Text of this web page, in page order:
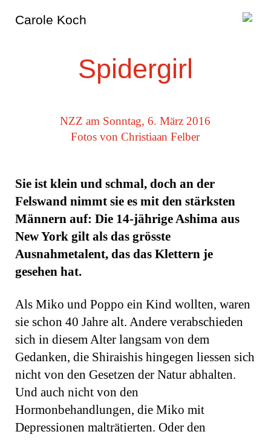
Carole Koch
Spidergirl
NZZ am Sonntag, 6. März 2016
Fotos von Christiaan Felber
Sie ist klein und schmal, doch an der
Felswand nimmt sie es mit den stärksten
Männern auf: Die 14-jährige Ashima aus
New York gilt als das grösste
Ausnahmetalent, das das Klettern je
gesehen hat.
Als Miko und Poppo ein Kind wollten, waren
sie schon 40 Jahre alt. Andere verabschieden
sich in diesem Alter langsam von dem
Gedanken, die Shiraishis hingegen liessen sich
nicht von den Gesetzen der Natur abhalten.
Und auch nicht von den
Hormonbehandlungen, die Miko mit
Depressionen malträtierten. Oder den